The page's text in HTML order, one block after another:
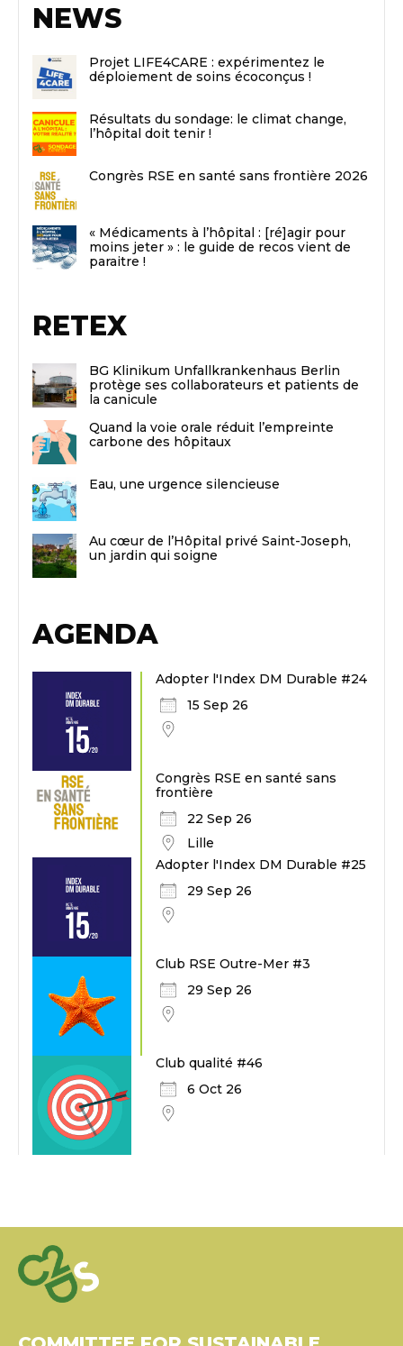
NEWS
Projet LIFE4CARE : expérimentez le
déploiement de soins écoconçus !
Résultats du sondage: le climat change,
l’hôpital doit tenir !
Congrès RSE en santé sans frontière 2026
« Médicaments à l’hôpital : [ré]agir pour
moins jeter » : le guide de recos vient de
paraitre !
RETEX
BG Klinikum Unfallkrankenhaus Berlin
protège ses collaborateurs et patients de
la canicule
Quand la voie orale réduit l’empreinte
carbone des hôpitaux
Eau, une urgence silencieuse
Au cœur de l’Hôpital privé Saint-Joseph,
un jardin qui soigne
AGENDA
Adopter l'Index DM Durable #24
15 Sep 26
Congrès RSE en santé sans
frontière
22 Sep 26
Lille
Adopter l'Index DM Durable #25
29 Sep 26
Club RSE Outre-Mer #3
29 Sep 26
Club qualité #46
6 Oct 26